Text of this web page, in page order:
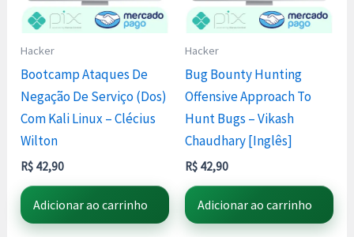
Hacker
Bootcamp Ataques De
Negação De Serviço (Dos)
Com Kali Linux – Clécius
Wilton
R$ 42,90
Adicionar ao carrinho
Hacker
Bug Bounty Hunting
Offensive Approach To
Hunt Bugs – Vikash
Chaudhary [Inglês]
R$ 42,90
Adicionar ao carrinho